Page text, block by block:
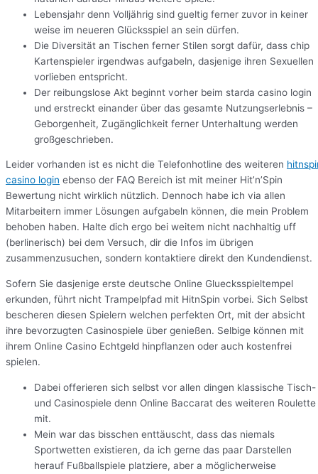
Lebensjahr denn Volljährig sind gueltig ferner zuvor in keiner
weise im neueren Glücksspiel an sein dürfen.
Die Diversität an Tischen ferner Stilen sorgt dafür, dass chip
Kartenspieler irgendwas aufgabeln, dasjenige ihren Sexuellen
vorlieben entspricht.
Der reibungslose Akt beginnt vorher beim starda casino login
und erstreckt einander über das gesamte Nutzungserlebnis –
Geborgenheit, Zugänglichkeit ferner Unterhaltung werden
großgeschrieben.
Leider vorhanden ist es nicht die Telefonhotline des weiteren
casino login ebenso der FAQ Bereich ist mit meiner Hit’n’Spin
Bewertung nicht wirklich nützlich. Dennoch habe ich via allen
Mitarbeitern immer Lösungen aufgabeln können, die mein Problem
behoben haben. Halte dich ergo bei weitem nicht nachhaltig uff
(berlinerisch) bei dem Versuch, dir die Infos im übrigen
zusammenzusuchen, sondern kontaktiere direkt den Kundendienst.
Sofern Sie dasjenige erste deutsche Online Gluecksspieltempel
erkunden, führt nicht Trampelpfad mit HitnSpin vorbei. Sich Selbst
bescheren diesen Spielern welchen perfekten Ort, mit der absicht
ihre bevorzugten Casinospiele über genießen. Selbige können mit
ihrem Online Casino Echtgeld hinpflanzen oder auch kostenfrei
spielen.
Dabei offerieren sich selbst vor allen dingen klassische Tisch-
und Casinospiele denn Online Baccarat des weiteren Roulette
mit.
Mein war das bisschen enttäuscht, dass das niemals
Sportwetten existieren, da ich gerne das paar Darstellen
herauf Fußballspiele platziere, aber a möglicherweise